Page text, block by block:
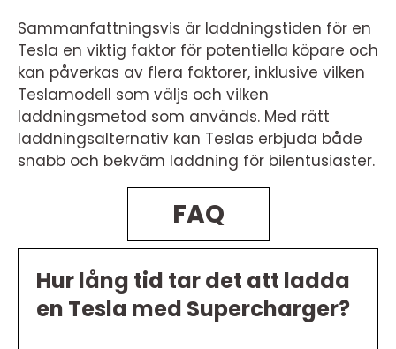
Sammanfattningsvis är laddningstiden för en
Tesla en viktig faktor för potentiella köpare och
kan påverkas av flera faktorer, inklusive vilken
Teslamodell som väljs och vilken
laddningsmetod som används. Med rätt
laddningsalternativ kan Teslas erbjuda både
snabb och bekväm laddning för bilentusiaster.
FAQ
Hur lång tid tar det att ladda
en Tesla med Supercharger?